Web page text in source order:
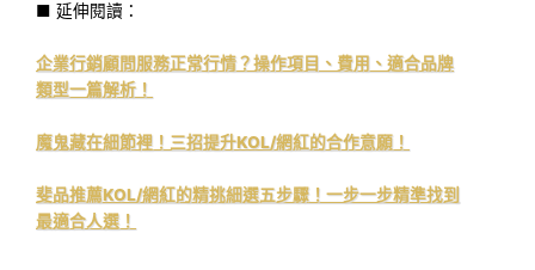
■ 延伸閱讀：
企業行銷顧問服務正常行情？操作項目、費用、適合品牌
類型一篇解析！
魔鬼藏在細節裡！三招提升KOL/網紅的合作意願！
斐品推薦KOL/網紅的精挑細選五步驟！一步一步精準找到
最適合人選！